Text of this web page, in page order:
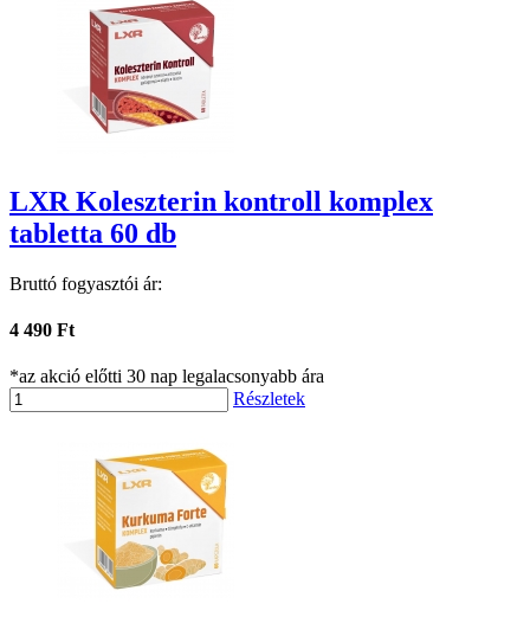
LXR Koleszterin kontroll komplex
tabletta 60 db
Bruttó fogyasztói ár:
4 490 Ft
*az akció előtti 30 nap legalacsonyabb ára
Részletek